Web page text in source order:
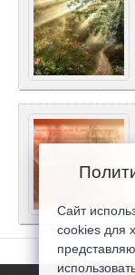
Сайт
cookies для